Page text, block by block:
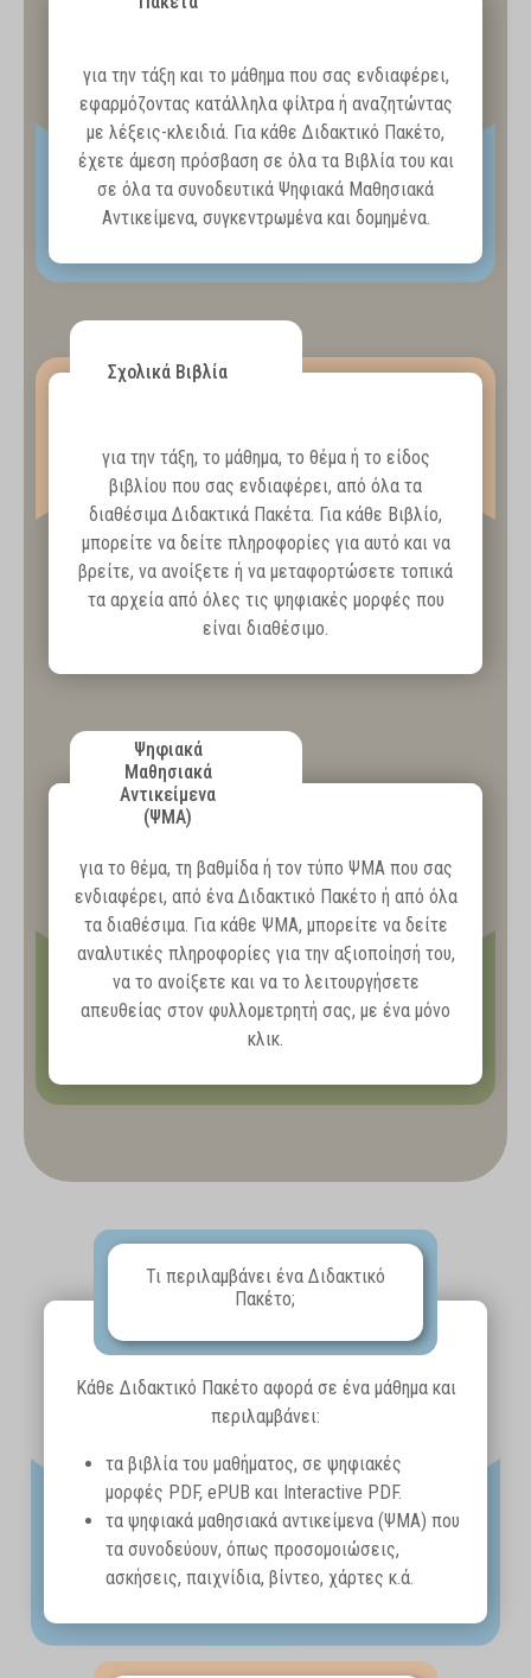
για την τάξη και το μάθημα που σας ενδιαφέρει,
εφαρμόζοντας κατάλληλα φίλτρα ή αναζητώντας
με λέξεις-κλειδιά. Για κάθε Διδακτικό Πακέτο,
έχετε άμεση πρόσβαση σε όλα τα Βιβλία του και
σε όλα τα συνοδευτικά Ψηφιακά Μαθησιακά
Αντικείμενα, συγκεντρωμένα και δομημένα.
Σχολικά Βιβλία
για την τάξη, το μάθημα, το θέμα ή το είδος
βιβλίου που σας ενδιαφέρει, από όλα τα
διαθέσιμα Διδακτικά Πακέτα. Για κάθε Βιβλίο,
μπορείτε να δείτε πληροφορίες για αυτό και να
βρείτε, να ανοίξετε ή να μεταφορτώσετε τοπικά
τα αρχεία από όλες τις ψηφιακές μορφές που
είναι διαθέσιμο.
Ψηφιακά
Μαθησιακά
Αντικείμενα
(ΨΜΑ)
για το θέμα, τη βαθμίδα ή τον τύπο ΨΜΑ που σας
ενδιαφέρει, από ένα Διδακτικό Πακέτο ή από όλα
τα διαθέσιμα. Για κάθε ΨΜΑ, μπορείτε να δείτε
αναλυτικές πληροφορίες για την αξιοποίησή του,
να το ανοίξετε και να το λειτουργήσετε
απευθείας στον φυλλομετρητή σας, με ένα μόνο
κλικ.
Τι περιλαμβάνει ένα Διδακτικό
Πακέτο;
Κάθε Διδακτικό Πακέτο αφορά σε ένα μάθημα και
περιλαμβάνει:
τα βιβλία του μαθήματος, σε ψηφιακές
μορφές PDF, ePUB και Interactive PDF.
τα ψηφιακά μαθησιακά αντικείμενα (ΨΜΑ) που
τα συνοδεύουν, όπως προσομοιώσεις,
ασκήσεις, παιχνίδια, βίντεο, χάρτες κ.ά.